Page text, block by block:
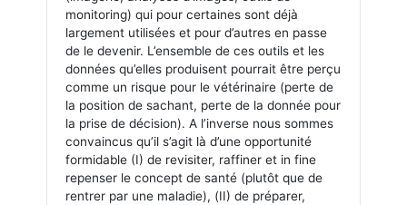
monitoring) qui pour certaines sont déjà
largement utilisées et pour d’autres en passe
de le devenir. L’ensemble de ces outils et les
données qu’elles produisent pourrait être perçu
comme un risque pour le vétérinaire (perte de
la position de sachant, perte de la donnée pour
la prise de décision). A l’inverse nous sommes
convaincus qu’il s’agit là d’une opportunité
formidable (I) de revisiter, raffiner et in fine
repenser le concept de santé (plutôt que de
rentrer par une maladie), (II) de préparer,